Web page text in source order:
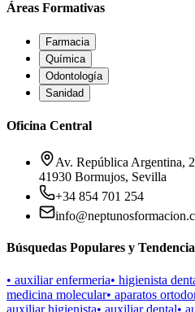
Áreas Formativas
Farmacia
Química
Odontología
Sanidad
Oficina Central
Av. República Argentina,
41930 Bormujos, Sevilla
+34 854 701 254
Búsquedas Populares y
• auxiliar enfermeria• higienista
medicina molecular• aparatos
auxiliar higienista• auxiliar dental•